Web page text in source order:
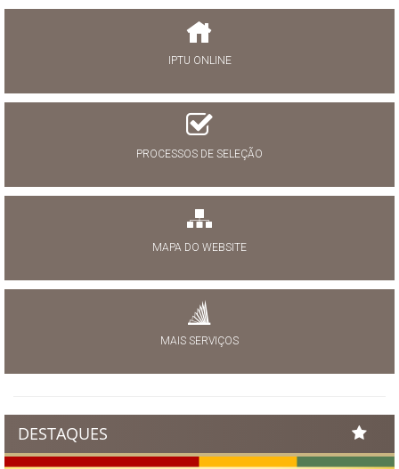
IPTU ONLINE
PROCESSOS DE SELEÇÃO
MAPA DO WEBSITE
MAIS SERVIÇOS
DESTAQUES